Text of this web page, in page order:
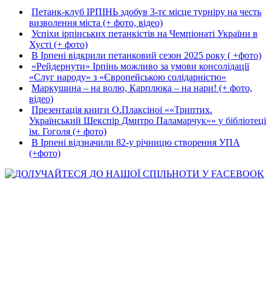
Петанк-клуб ІРПІНЬ здобув 3-тє місце турніру на честь
визволення міста (+ фото, відео)
Успіхи ірпінських петанкістів на Чемпіонаті України в
Хусті (+ фото)
В Ірпені відкрили петанковий сезон 2025 року ( +фото)
«Рейдернути» Ірпінь можливо за умови консолідації
«Слуг народу» з «Європейською солідарністю»
Маркушина – на волю, Карплюка – на нари! (+ фото,
відео)
Презентація книги О.Плаксіної ««Триптих.
Український Шекспір Дмитро Паламарчук»» у бібліотеці
ім. Гоголя (+ фото)
В Ірпені відзначили 82-у річницю створення УПА
(+фото)